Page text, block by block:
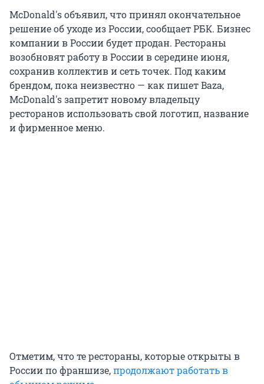
McDonald's объявил, что принял окончательное
решение об уходе из России, сообщает РБК. Бизнес
компании в России будет продан. Рестораны
возобновят работу в России в середине июня,
сохранив коллектив и сеть точек. Под каким
брендом, пока неизвестно — как пишет Baza,
McDonald's запретит новому владельцу
ресторанов использовать свой логотип, название
и фирменное меню.
Отметим, что те рестораны, которые открыты в
России по франшизе,продолжают работать в